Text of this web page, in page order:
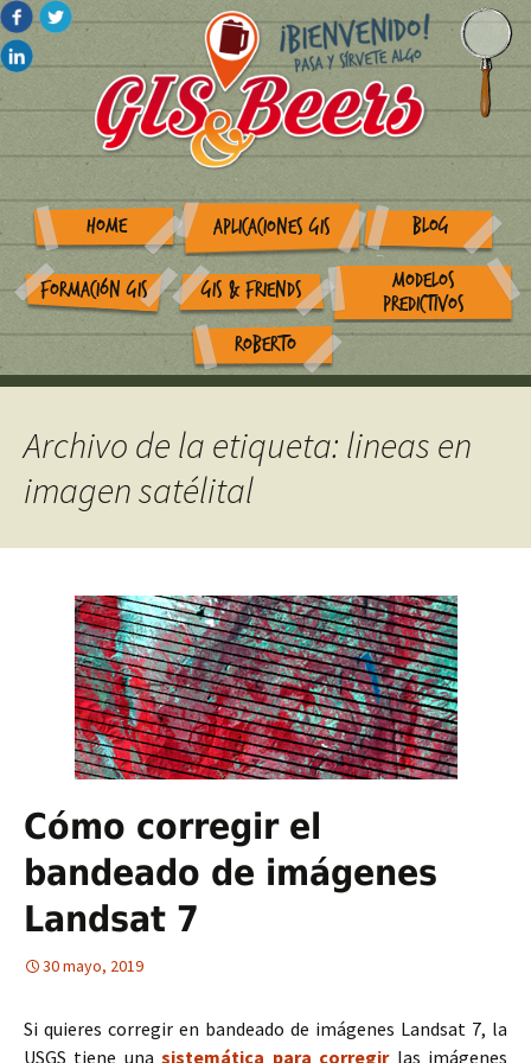
HOME APLICACIONES GIS BLOG
FORMACIÓN GIS GIS & FRIENDS
MODELOS
PREDICTIVOS
ROBERTO
Archivo de la etiqueta: lineas en
imagen satélital
Cómo corregir el
bandeado de imágenes
Landsat 7
30 mayo, 2019
Si quieres corregir en bandeado de imágenes Landsat 7, la
USGS tiene unasistemática para corregir las imágenes